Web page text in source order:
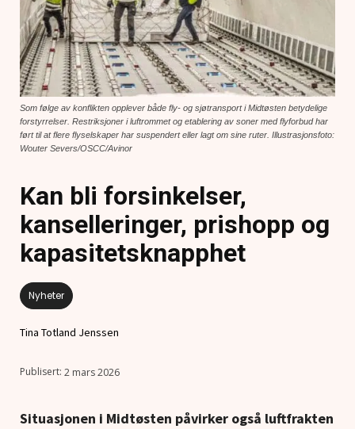
Som følge av konflikten opplever både fly- og sjøtransport i Midtøsten betydelige
forstyrrelser. Restriksjoner i luftrommet og etablering av soner med flyforbud har
ført til at flere flyselskaper har suspendert eller lagt om sine ruter. Illustrasjonsfoto:
Wouter Severs/OSCC/Avinor
Kan bli forsinkelser,
kanselleringer, prishopp og
kapasitetsknapphet
Nyheter
Tina Totland Jenssen
2 mars 2026
Situasjonen i Midtøsten påvirker også luftfrakten